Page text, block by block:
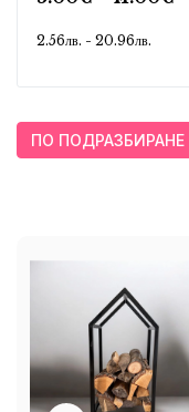
ПО ПОДРАЗБИРАНЕ